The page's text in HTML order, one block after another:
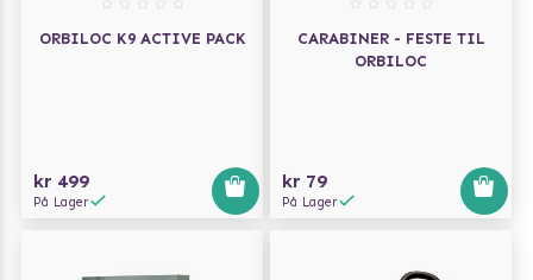
ORBILOC K9 ACTIVE PACK
kr 499
På Lager
CARABINER - FESTE TIL
ORBILOC
kr 79
På Lager